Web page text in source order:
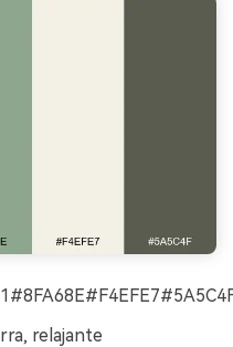
relajante